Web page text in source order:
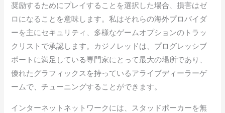
奨励するためにプレイすることを選択した場合、損害はゼ
ロになることを意味します。私はそれらの海外プロバイダ
ーを主にセキュリティ、多様なゲームオプションのトラッ
クリストで承認します。カジノレッドは、プログレッシブ
ポートに満足している専門家にとって最大の場所であり、
優れたグラフィックスを持っているアライブディーラーゲ
ームで、チューニングすることができます。
インターネットネットワークには、スタッドポーカーを無